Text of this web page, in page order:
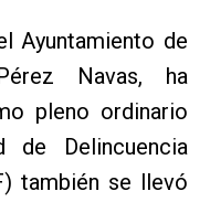
Ayuntamiento de
Navas, ha
pleno ordinario
de Delincuencia
también se llevó